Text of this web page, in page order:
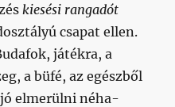
kiesési rangadót
csapat ellen.
játékra, a
a büfé, az egészből
elmerülni néha-